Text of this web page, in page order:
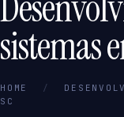
sistemas
HOME /
SC